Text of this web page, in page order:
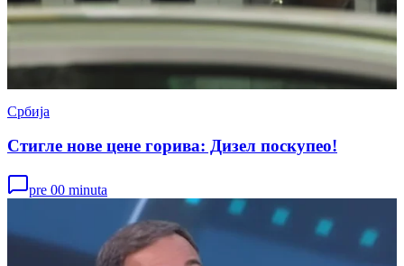
Србија
Стигле нове цене горива: Дизел поскупео!
pre 00 minuta